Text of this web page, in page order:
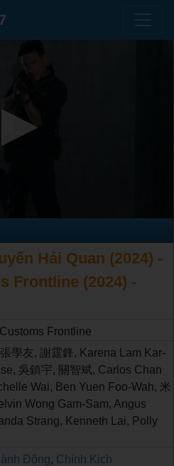
Hải Quan (2024) -
Frontline (2024) -
Customs Frontline
張學友, 謝霆鋒, Karena Lam Kar-
吳鎮宇, 關智斌, Carlos Chan
Wai, Ben Yuen Foo-Wah, 米
Wong Gam-Sam, Angus
Strang, Kenneth Lai, Polly
Động, Chính Kịch